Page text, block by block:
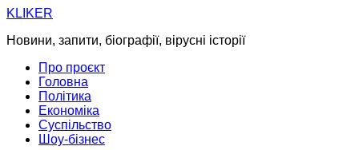
Skip
content
KLIKER
Новини, запити, біографії, вірусні історії
Про проєкт
Головна
Політика
Економіка
Суспільство
Шоу-бізнес